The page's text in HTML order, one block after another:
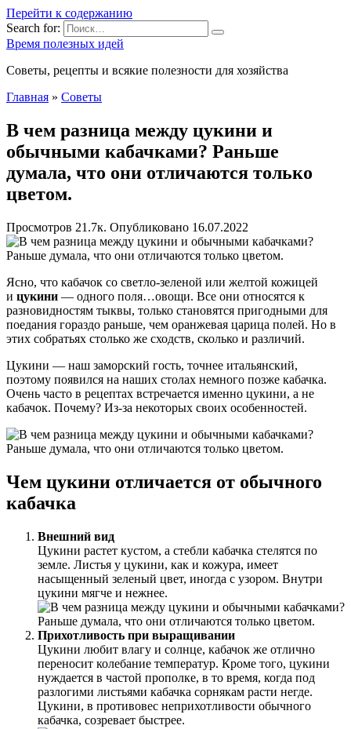
Перейти к содержанию
Search for:
Время полезных идей
Советы, рецепты и всякие полезности для хозяйства
Главная » Советы
В чем разница между цукини и
обычными кабачками? Раньше
думала, что они отличаются только
цветом.
Просмотров 21.7к. Опубликовано 16.07.2022
Ясно, что кабачок со светло-зеленой или желтой кожицей
и цукини — одного поля…овощи. Все они относятся к
разновидностям тыквы, только становятся пригодными для
поедания гораздо раньше, чем оранжевая царица полей. Но в
этих собратьях столько же сходств, сколько и различий.
Цукини — наш заморский гость, точнее итальянский,
поэтому появился на наших столах немного позже кабачка.
Очень часто в рецептах встречается именно цукини, а не
кабачок. Почему? Из-за некоторых своих особенностей.
Чем цукини отличается от обычного
кабачка
Внешний вид
Цукини растет кустом, а стебли кабачка стелятся по
земле. Листья у цукини, как и кожура, имеет
насыщенный зеленый цвет, иногда с узором. Внутри
цукини мягче и нежнее.
Прихотливость при выращивании
Цукини любит влагу и солнце, кабачок же отлично
переносит колебание температур. Кроме того, цукини
нуждается в частой прополке, в то время, когда под
разлогими листьями кабачка сорнякам расти негде.
Цукини, в противовес неприхотливости обычного
кабачка, созревает быстрее.